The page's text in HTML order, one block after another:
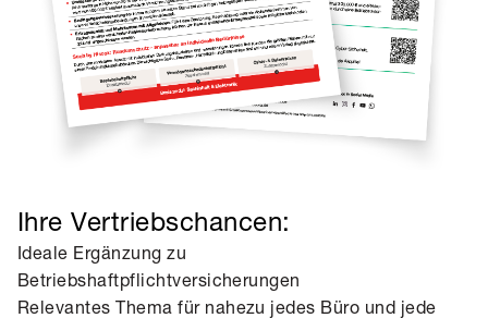
Ihre Vertriebschancen:
Ideale Ergänzung zu
Betriebshaftpflichtversicherungen
Relevantes Thema für nahezu jedes Büro und jede